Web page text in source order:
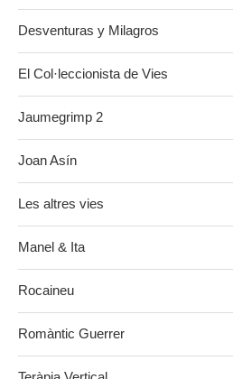
Desventuras y Milagros
El Col·leccionista de Vies
Jaumegrimp 2
Joan Asín
Les altres vies
Manel & Ita
Rocaineu
Romàntic Guerrer